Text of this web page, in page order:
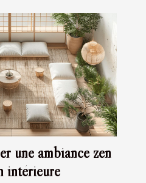
une ambiance zen
intérieure